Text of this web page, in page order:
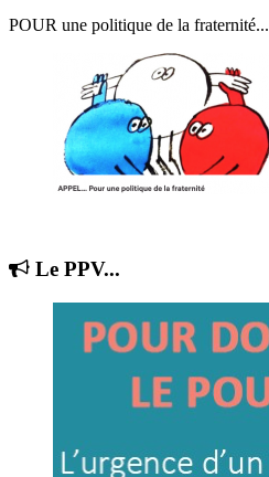
POUR une politique de la fraternité...
Le PPV...